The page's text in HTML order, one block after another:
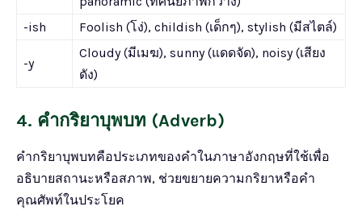
-ish
Foolish (โง่), childish (เด็กๆ), stylish (มีสไตล์)
-y
Cloudy (มีเมฆ), sunny (แดดจัด), noisy (เสียง
ดัง)
4. คำกริยาบุพบท (Adverb)
คำกริยาบุพบทคือประเภทของคำในภาษาอังกฤษที่ใช้เพื่อ
อธิบายสถานะหรือสภาพ, ช่วยขยายความกริยาหรือคำ
คุณศัพท์ในประโยค